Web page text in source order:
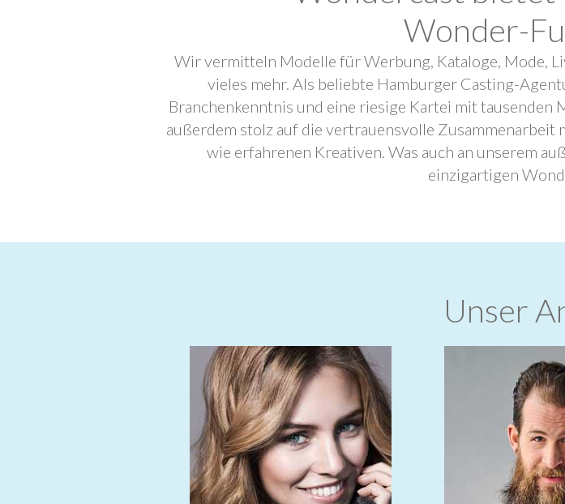
Wonder-
Wir vermitteln Modelle für Werbung, Kataloge, Mode,
vieles mehr. Als beliebte Hamburger Casting-
Branchenkenntnis und eine riesige Kartei mit
außerdem stolz auf die vertrauensvolle
wie erfahrenen Kreativen. Was auch an unserem
einzigartigen
Unser